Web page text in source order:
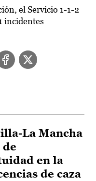
el Servicio 1-1-2
incidentes
La Mancha
en la
de caza